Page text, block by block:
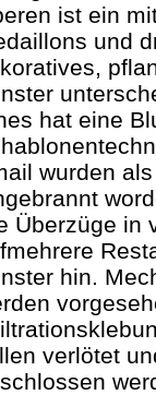
ist ein
und
hat eine
wurden
Überzüge in
hin.
verlötet